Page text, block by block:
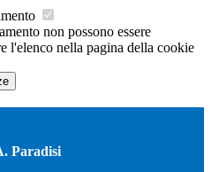
non possono essere
l'elenco nella pagina della cookie
Paradisi